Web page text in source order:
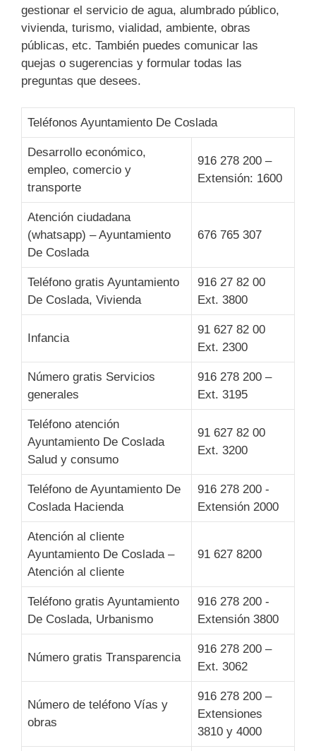
gestionar el servicio de agua, alumbrado público,
vivienda, turismo, vialidad, ambiente, obras
públicas, etc. También puedes comunicar las
quejas o sugerencias y formular todas las
preguntas que desees.
Teléfonos Ayuntamiento De Coslada
Desarrollo económico,
empleo, comercio y
transporte
916 278 200 –
Extensión: 1600
Atención ciudadana
(whatsapp) – Ayuntamiento
De Coslada
676 765 307
Teléfono gratis Ayuntamiento
De Coslada, Vivienda
916 27 82 00
Ext. 3800
Infancia
91 627 82 00
Ext. 2300
Número gratis Servicios
generales
916 278 200 –
Ext. 3195
Teléfono atención
Ayuntamiento De Coslada
Salud y consumo
91 627 82 00
Ext. 3200
Teléfono de Ayuntamiento De
Coslada Hacienda
916 278 200 -
Extensión 2000
Atención al cliente
Ayuntamiento De Coslada –
Atención al cliente
91 627 8200
Teléfono gratis Ayuntamiento
De Coslada, Urbanismo
916 278 200 -
Extensión 3800
Número gratis Transparencia
916 278 200 –
Ext. 3062
Número de teléfono Vías y
obras
916 278 200 –
Extensiones
3810 y 4000